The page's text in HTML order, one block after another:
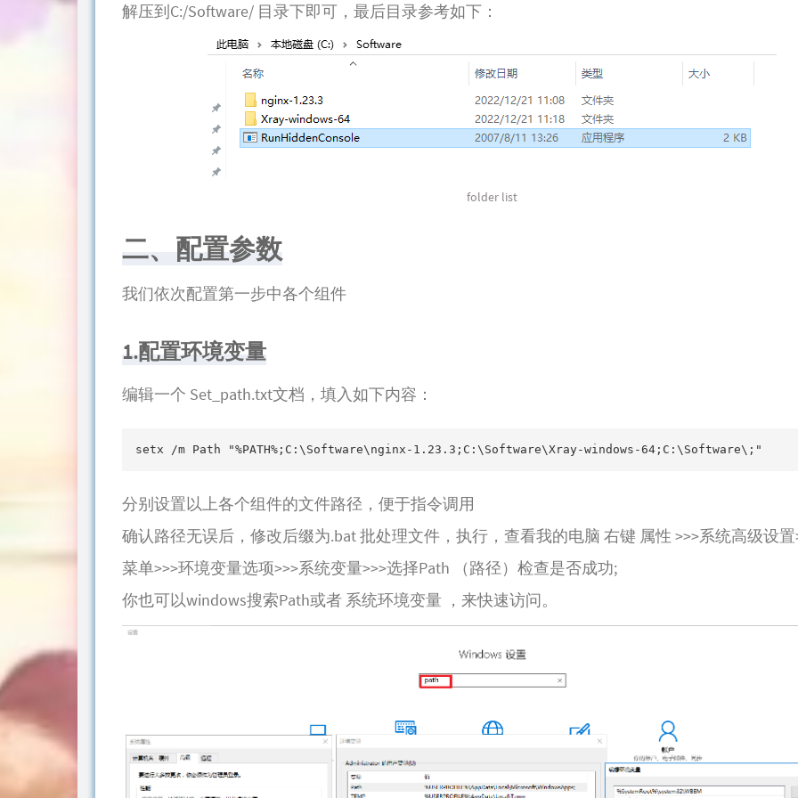
解压到C:/Software/ 目录下即可，最后目录参考如下：
folder list
二、配置参数
我们依次配置第一步中各个组件
1.配置环境变量
编辑一个 Set_path.txt文档，填入如下内容：
分别设置以上各个组件的文件路径，便于指令调用
确认路径无误后，修改后缀为.bat 批处理文件，执行，查看我的电脑 右键 属性 >>>系统高级设置
菜单>>>环境变量选项>>>系统变量>>>选择Path （路径）检查是否成功;
你也可以windows搜索Path或者 系统环境变量 ，来快速访问。